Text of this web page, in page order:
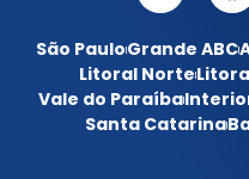
São PauloGrande ABC
Litoral Norte
Vale do Paraíba
Santa Catarina